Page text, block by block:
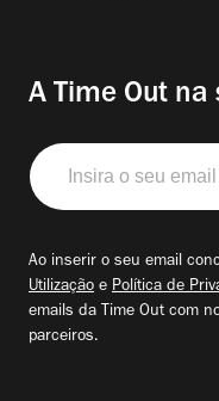
A Time Out
Insira
o
seu
Ao inserir o seu email
Utilização e Política de
emails da Time Out com
parceiros.